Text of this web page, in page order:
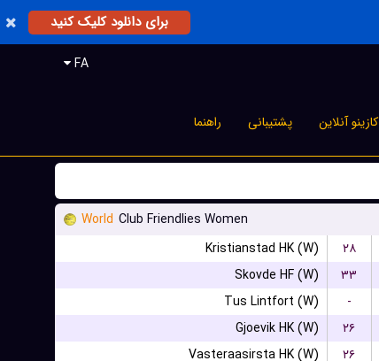
برای دانلود کلیک کنید
FA
کازینو آنلاین پشتیبانی راهنما
World Club Friendlies Women
Kristianstad HK (W)
۲۸
Skovde HF (W)
۳۳
Tus Lintfort (W)
-
Gjoevik HK (W)
۲۶
Vasteraasirsta HK (W)
۲۶